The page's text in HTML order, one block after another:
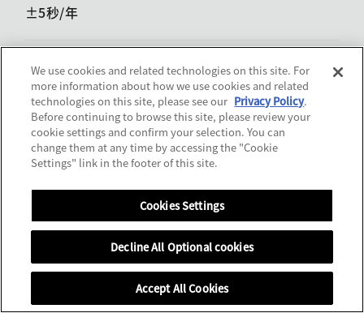
±5秒/年
特殊功能
10 bar防水 / 能量儲存顯示 / ​​獨立可調的時針
撞擊偵測功能 / ​​時差校正功能 / 萬年曆
銷售據點
返回
We use cookies and related technologies on this site. For
more information about how we use cookies and related
technologies on this site, please see our Privacy Policy.
Before continuing to browse this site, please review your
cookie settings and confirm your selection. You can
change them at any time by accessing the "Cookie
Settings" link in the footer of this site.
Cookies Settings
Decline All Optional cookies
Accept All Cookies